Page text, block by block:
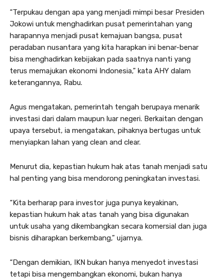
“Terpukau dengan apa yang menjadi mimpi besar Presiden
Jokowi untuk menghadirkan pusat pemerintahan yang
harapannya menjadi pusat kemajuan bangsa, pusat
peradaban nusantara yang kita harapkan ini benar-benar
bisa menghadirkan kebijakan pada saatnya nanti yang
terus memajukan ekonomi Indonesia,” kata AHY dalam
keterangannya, Rabu.
Agus mengatakan, pemerintah tengah berupaya menarik
investasi dari dalam maupun luar negeri. Berkaitan dengan
upaya tersebut, ia mengatakan, pihaknya bertugas untuk
menyiapkan lahan yang clean and clear.
Menurut dia, kepastian hukum hak atas tanah menjadi satu
hal penting yang bisa mendorong peningkatan investasi.
“Kita berharap para investor juga punya keyakinan,
kepastian hukum hak atas tanah yang bisa digunakan
untuk usaha yang dikembangkan secara komersial dan juga
bisnis diharapkan berkembang,” ujarnya.
“Dengan demikian, IKN bukan hanya menyedot investasi
tetapi bisa mengembangkan ekonomi, bukan hanya